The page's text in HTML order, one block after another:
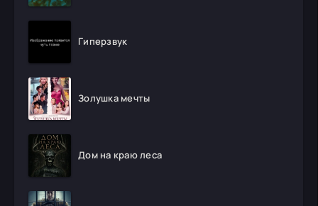
Гиперзвук
Золушка мечты
Дом на краю леса